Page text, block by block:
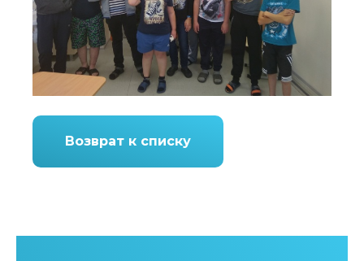
Возврат к списку